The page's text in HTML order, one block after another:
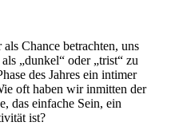
Chance betrachten, uns
„dunkel“ oder „trist“ zu
des Jahres ein intimer
oft haben wir inmitten der
das einfache Sein, ein
ist?